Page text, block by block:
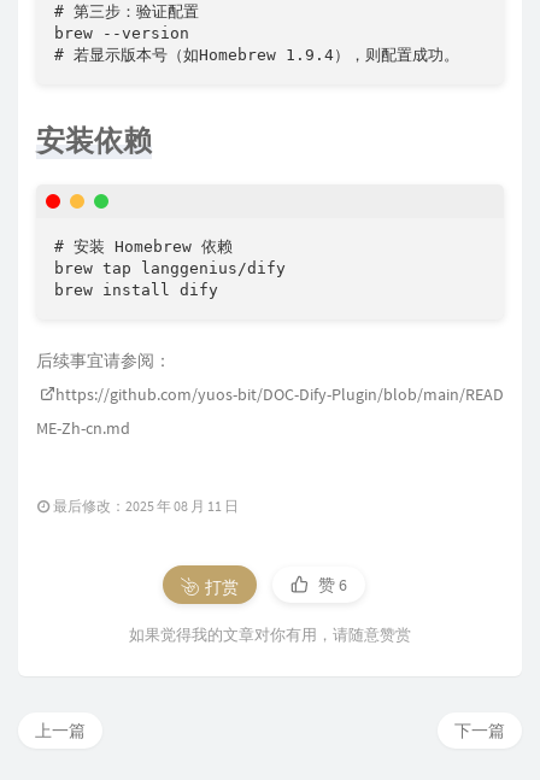
# 第三步：验证配置
brew --version
# 若显示版本号（如Homebrew 1.9.4），则配置成功。
安装依赖
# 安装 Homebrew 依赖
brew tap langgenius/dify
brew install dify
后续事宜请参阅：
https://github.com/yuos-bit/DOC-Dify-Plugin/blob/main/READ
ME-Zh-cn.md
最后修改：2025 年 08 月 11 日
打赏 赞6
如果觉得我的文章对你有用，请随意赞赏
下一篇
上一篇